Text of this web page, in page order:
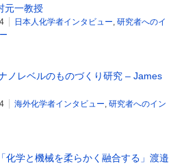
元一教授
日本人化学者インタビュー 研究者へのイ
ノレベルのものづくり研究 – James
海外化学者インタビュー 研究者へのイン
化学と機械を柔らかく融合する」渡邉